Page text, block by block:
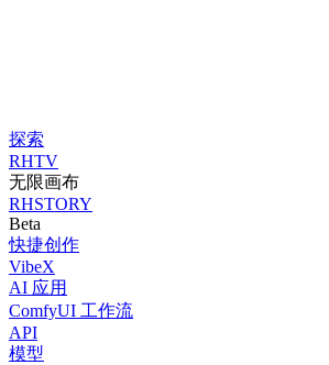
探索
RHTV
无限画布
RHSTORY
Beta
快捷创作
VibeX
AI 应用
ComfyUI 工作流
API
模型